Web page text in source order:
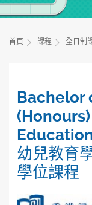
首頁 課程 全日制
Bachelor
幼兒教育
學位課程